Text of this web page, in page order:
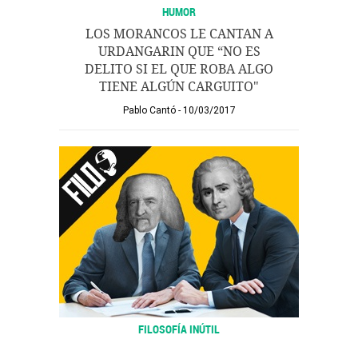
HUMOR
LOS MORANCOS LE CANTAN A
URDANGARIN QUE “NO ES
DELITO SI EL QUE ROBA ALGO
TIENE ALGÚN CARGUITO"
Pablo Cantó 10/03/2017
FILOSOFÍA INÚTIL